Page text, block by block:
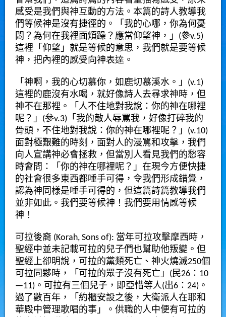
感受是我們與神互動的方法。本篇的詩人教導我
們等候神是沒有捷徑的。「我的心哪，你為何憂
悶？為何在我裡面煩躁？應當仰望神，」(參v.5)
這裡「仰望」就是等候的意思，我們就是要等候
神，把內裡的感受向神表達。
「神啊，我的心切慕你，如鹿切慕溪水。」(v.1)
這裡的鹿沒有水喝，就好像詩人去尋求神時，但
神不在那裡。「人不住地對我說：你的神在哪裡
呢？」(參v.3)「我的敵人辱罵我，好像打碎我的
骨頭，不住地對我說：你的神在哪裡呢？」(v.10)
面對極艱難的時刻，面對人的漫駡和攻擊，我們
向人宣講神必會拯救，但當別人看見我們的愁容
時會問：「你的神在哪裡呢？」在現今方便快捷
的社會很多東西都唾手可得，令我們形成錯覺，
認為神同樣是唾手可得的，但這篇詩篇教導我們
並非如此。我們要等候神！我們要用情感等候
神！
可拉後裔 (Korah, Sons of): 當年可拉攻擊摩西時，
聖經中並未記載可拉的兒子們也幫助他叛變。但
聖經上卻明說，可拉的黨類死亡、神火燒滅250個
可拉同夥時，「可拉的眾子沒有死亡」(民26∶10
—11)。可拉有三個兒子，即亞惜等人(出6∶24)。
過了數百年，「約櫃安設之後，大衛派人在耶和
華殿中管理歌唱的事」。供職的人中便有可拉的